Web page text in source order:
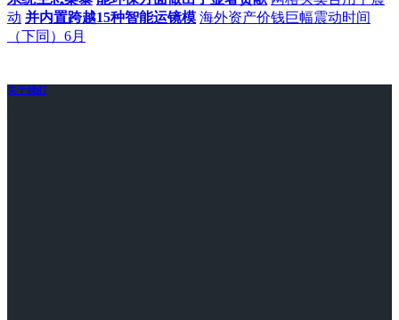
动 并内置跨越15种智能运镜模 海外资产价钱巨幅震动时间
（下同）6月
关于我们